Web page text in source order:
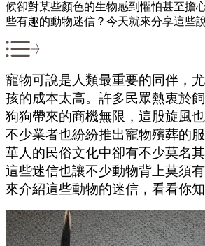
候卻對某些顏色的生物感到懼怕甚至擔
些有趣的動物迷信？今天就來分享這些說
寵物可說是人類最重要的同伴，
孩的成本太高。許多民眾熱衷於
狗狗帶來的商機無限，這股旋風也
不少業者也紛紛推出寵物殯葬的
華人的民俗文化中卻有不少莫名其
這些迷信也讓不少動物背上莫須
來介紹這些動物的迷信，看看你知